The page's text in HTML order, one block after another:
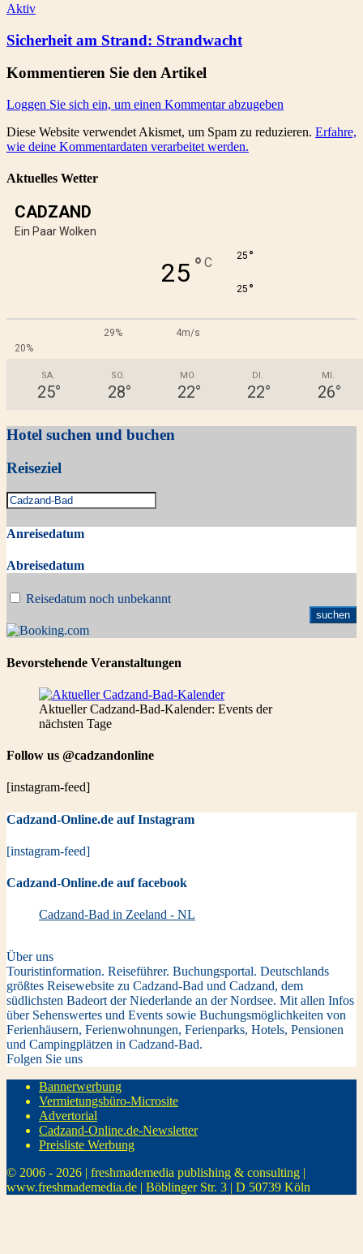
Aktiv
Sicherheit am Strand: Strandwacht
Kommentieren Sie den Artikel
Loggen Sie sich ein, um einen Kommentar abzugeben
Diese Website verwendet Akismet, um Spam zu reduzieren. Erfahre,
wie deine Kommentardaten verarbeitet werden.
Aktuelles Wetter
CADZAND
Ein Paar Wolken
25 ° C 25 °
25 °
29%
4m/s
20%
SA.
25°
SO.
28°
MO.
22°
DI.
22°
MI.
26°
Hotel suchen und buchen
Reiseziel
Anreisedatum
Abreisedatum
Reisedatum noch unbekannt
Bevorstehende Veranstaltungen
Aktueller Cadzand-Bad-Kalender: Events der
nächsten Tage
Follow us @cadzandonline
[instagram-feed]
Cadzand-Online.de auf Instagram
[instagram-feed]
Cadzand-Online.de auf facebook
Cadzand-Bad in Zeeland - NL
Über uns
Touristinformation. Reiseführer. Buchungsportal. Deutschlands
größtes Reisewebsite zu Cadzand-Bad und Cadzand, dem
südlichsten Badeort der Niederlande an der Nordsee. Mit allen Infos
über Sehenswertes und Events sowie Buchungsmöglichkeiten von
Ferienhäusern, Ferienwohnungen, Ferienparks, Hotels, Pensionen
und Campingplätzen in Cadzand-Bad.
Folgen Sie uns
Bannerwerbung
Vermietungsbüro-Microsite
Advertorial
Cadzand-Online.de-Newsletter
Preisliste Werbung
© 2006 - 2026 | freshmademedia publishing & consulting |
www.freshmademedia.de | Böblinger Str. 3 | D 50739 Köln